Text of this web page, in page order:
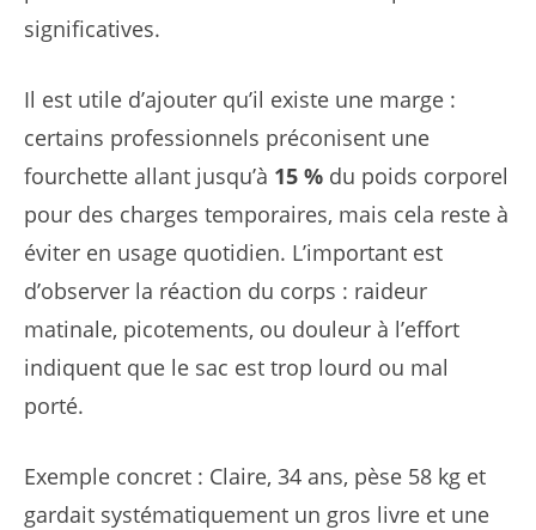
significatives.
Il est utile d’ajouter qu’il existe une marge :
certains professionnels préconisent une
fourchette allant jusqu’à 15 % du poids corporel
pour des charges temporaires, mais cela reste à
éviter en usage quotidien. L’important est
d’observer la réaction du corps : raideur
matinale, picotements, ou douleur à l’effort
indiquent que le sac est trop lourd ou mal
porté.
Exemple concret : Claire, 34 ans, pèse 58 kg et
gardait systématiquement un gros livre et une